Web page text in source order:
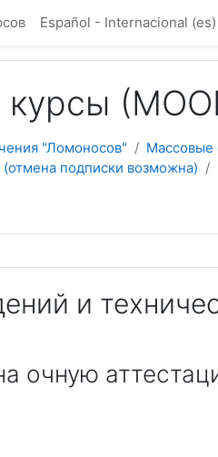
Español - Internacional ‎(es)‎
"Ломоносов"
Массовые
подписки возможна)
и
очную